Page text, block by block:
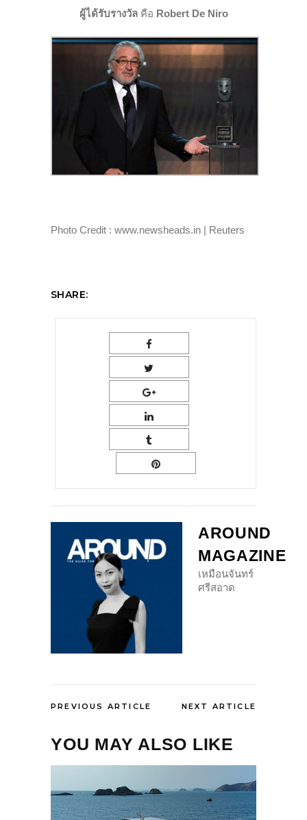
ผู้ได้รับรางวัล คือ Robert De Niro
Photo Credit : www.newsheads.in | Reuters
SHARE:
AROUND
MAGAZINE
เหมือนจันทร์
ศรีสอาด
PREVIOUS ARTICLE NEXT ARTICLE
YOU MAY ALSO LIKE